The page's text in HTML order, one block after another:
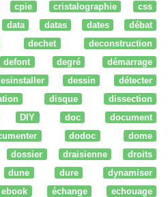
cpie cristalographie
css
data datas dates
débat
dechet
deconstruction
defont degré
démarrage
dessin
détecter
disque
dissection
DIY doc
document
dodoc
dome
dossier draisienne
droits
dune dure
dynamiser
ebook échange
echouage